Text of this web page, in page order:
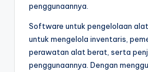
penggunaannya.
Software untuk pengelolaan
untuk mengelola inventaris,
perawatan alat berat, serta
penggunaannya. Dengan